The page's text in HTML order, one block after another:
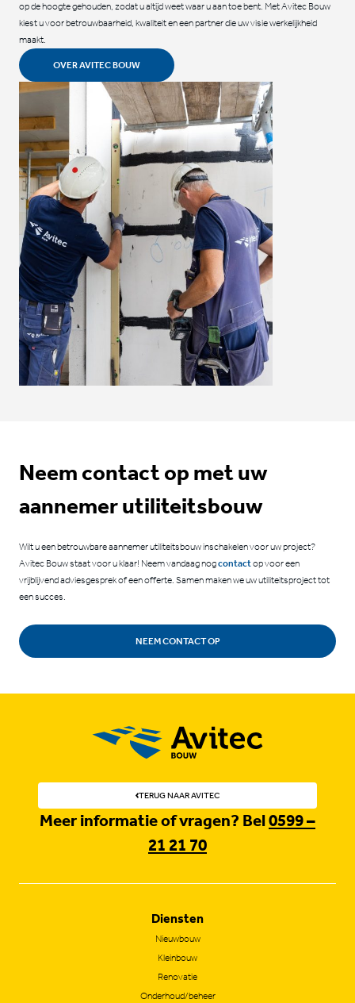
op de hoogte gehouden, zodat u altijd weet waar u aan toe bent. Met Avitec Bouw
kiest u voor betrouwbaarheid, kwaliteit en een partner die uw visie werkelijkheid
maakt.
OVER AVITEC BOUW
Neem contact op met uw
aannemer utiliteitsbouw
Wilt u een betrouwbare aannemer utiliteitsbouw inschakelen voor uw project?
Avitec Bouw staat voor u klaar! Neem vandaag nogcontactop voor een
vrijblijvend adviesgesprek of een offerte. Samen maken we uw utiliteitsproject tot
een succes.
NEEM CONTACT OP
TERUG NAAR AVITEC
Meer informatie of vragen? Bel0599 –
21 21 70
Diensten
Nieuwbouw
Kleinbouw
Renovatie
Onderhoud/beheer